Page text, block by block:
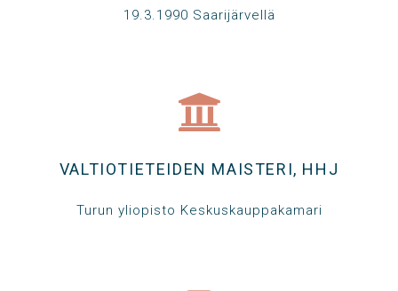
19.3.1990 Saarijärvellä
VALTIOTIETEIDEN MAISTERI, HHJ
Turun yliopisto Keskuskauppakamari